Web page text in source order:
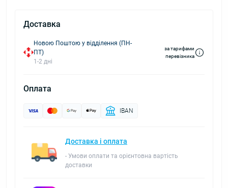
Доставка
Новою Поштою у відділення (ПН-
ПТ)
1-2 дні
за тарифами
перевізника
Оплата
IBAN
Доставка і оплата
- Умови оплати та орієнтовна вартість
доставки